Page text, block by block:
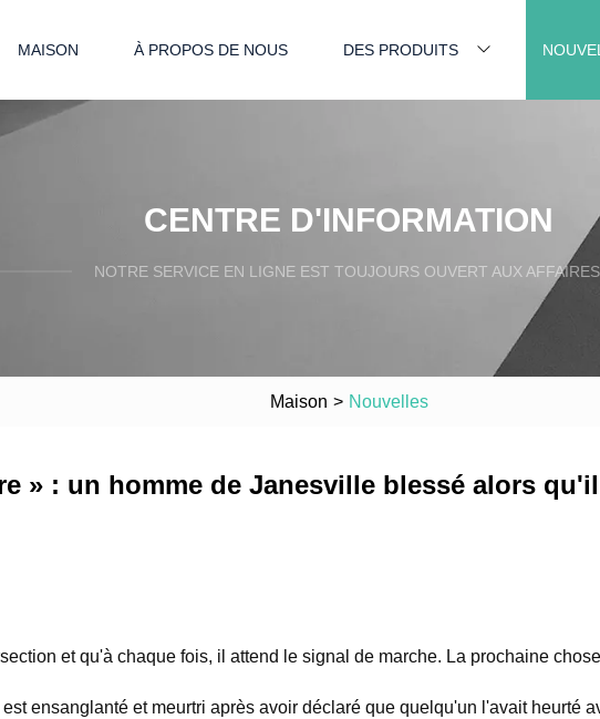
MAISON À PROPOS DE NOUS DES PRODUITS
CENTRE D'INFORMATION
NOTRE SERVICE EN LIGNE EST TOUJOURS OUVERT AUX AFFAIRES.
Maison > Nouvelles
» : un homme de Janesville blessé alors
et qu'à chaque fois, il attend le signal de marche. La prochaine
ensanglanté et meurtri après avoir déclaré que quelqu'un l'avait heurté